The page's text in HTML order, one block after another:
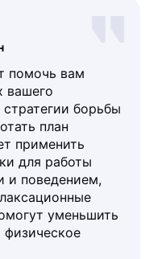
помочь вам
вашего
борьбы
план
применить
для работы
и поведением,
уменьшить